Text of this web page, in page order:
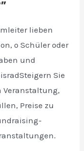
lieben
o Schüler oder
und
Sie
Veranstaltung,
Preise zu